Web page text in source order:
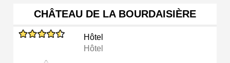
CHÂTEAU DE LA BOURDAISIÈRE
Hôtel
Hôtel